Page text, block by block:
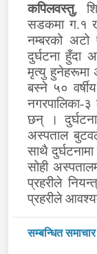
कपिलवस्तु,
सडकमा ग.१
नम्बरको
दुर्घटना हुँदा
मृत्यु हुनेहरूमा
बस्ने ५०
नगरपालिका-३
छन् ।
अस्पताल
साथै
सोही
प्रहरीले
प्रहरीले
सम्बन्धित समाचार